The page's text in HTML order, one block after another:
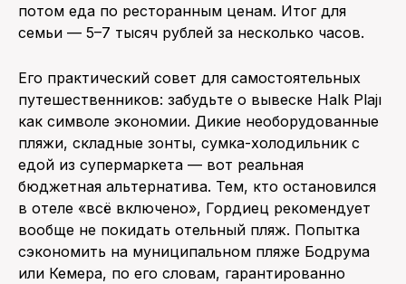
потом еда по ресторанным ценам. Итог для
семьи — 5–7 тысяч рублей за несколько часов.
Его практический совет для самостоятельных
путешественников: забудьте о вывеске Halk Plajı
как символе экономии. Дикие необорудованные
пляжи, складные зонты, сумка-холодильник с
едой из супермаркета — вот реальная
бюджетная альтернатива. Тем, кто остановился
в отеле «всё включено», Гордиец рекомендует
вообще не покидать отельный пляж. Попытка
сэкономить на муниципальном пляже Бодрума
или Кемера, по его словам, гарантированно